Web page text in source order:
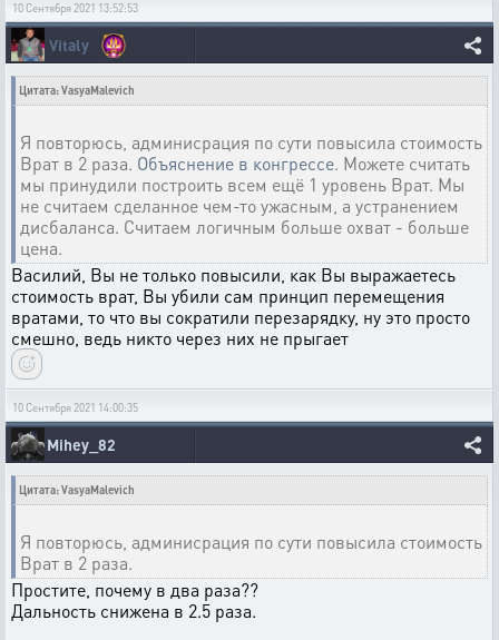
10 Сентября 2021 13:52:53
Vitaly
Цитата: VasyaMalevich
Я повторюсь, админисрация по сути повысила стоимость
Врат в 2 раза. Объяснение в конгрессе. Можете считать
мы принудили построить всем ещё 1 уровень Врат. Мы
не считаем сделанное чем-то ужасным, а устранением
дисбаланса. Считаем логичным больше охват - больше
цена.
Василий, Вы не только повысили, как Вы выражаетесь
стоимость врат, Вы убили сам принцип перемещения
вратами, то что вы сократили перезарядку, ну это просто
смешно, ведь никто через них не прыгает
10 Сентября 2021 14:00:35
Mihey_82
Цитата: VasyaMalevich
Я повторюсь, админисрация по сути повысила стоимость
Врат в 2 раза.
Простите, почему в два раза??
Дальность снижена в 2.5 раза.